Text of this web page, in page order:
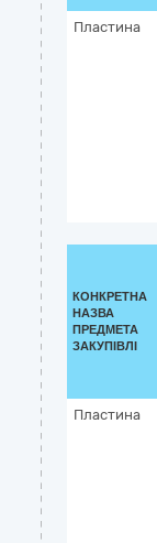
Пластина
КОНКРЕТНА
НАЗВА
ПРЕДМЕТА
ЗАКУПІВЛІ
Пластина